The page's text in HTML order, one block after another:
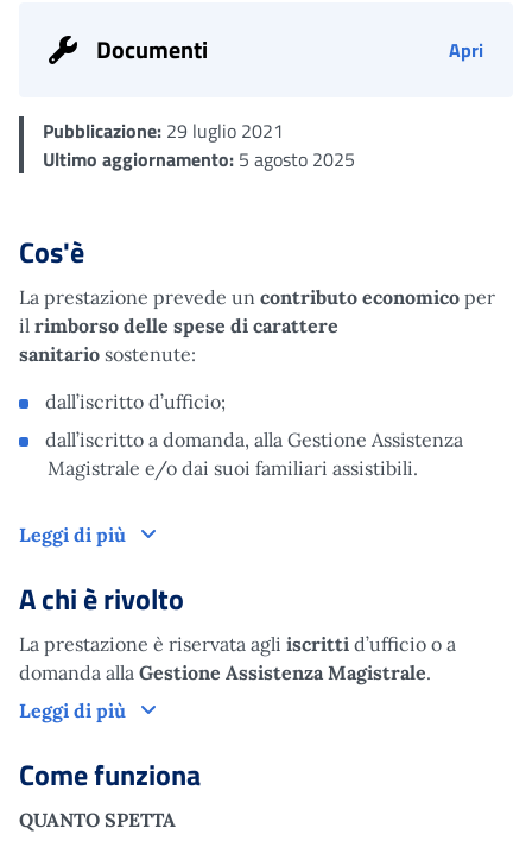
Pubblicazione: 29 luglio 2021
Ultimo aggiornamento: 5 agosto 2025
Cos'è
La prestazione prevede un contributo economico per
il rimborso delle spese di carattere
sanitario sostenute:
dall’iscritto d’ufficio;
dall’iscritto a domanda, alla Gestione Assistenza
Magistrale e/o dai suoi familiari assistibili.
Leggi di più Cos'è
A chi è rivolto
La prestazione è riservata agli iscritti d’ufficio o a
domanda alla Gestione Assistenza Magistrale.
Leggi di più
A chi è rivolto
Come funziona
QUANTO SPETTA
Documenti Apri